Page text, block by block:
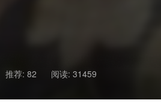
推荐: 82 阅读: 31459